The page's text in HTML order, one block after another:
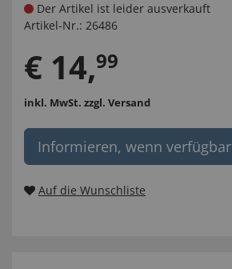
Der Artikel ist leider ausverkauft
Artikel-Nr.: 26486
€ 14,99
inkl. MwSt. zzgl. Versand
Informieren, wenn verfügbar
Auf die Wunschliste